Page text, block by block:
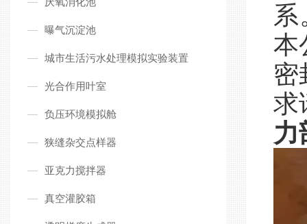
曝气沉淀池
城市生活污水处理模拟实验装置
光合作用叶室
负压环境模拟舱
狭缝杂交点样器
亚克力搅拌器
真空灌胶箱
系
本
密
求
力